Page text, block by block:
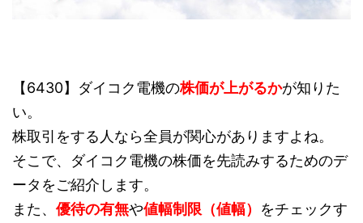
【6430】ダイコク電機の株価が上がるかが知りた
い。
株取引をする人なら全員が関心がありますよね。
そこで、ダイコク電機の株価を先読みするためのデ
ータをご紹介します。
また、 優待の有無や値幅制限（値幅） をチェックす